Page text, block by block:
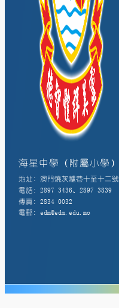
海星中學（附屬小學）
地址: 澳門燒灰爐巷十至十二號
電話: 2897 3436、2897 3839
傳真: 2834 0032
電郵: edm@edm.edu.mo